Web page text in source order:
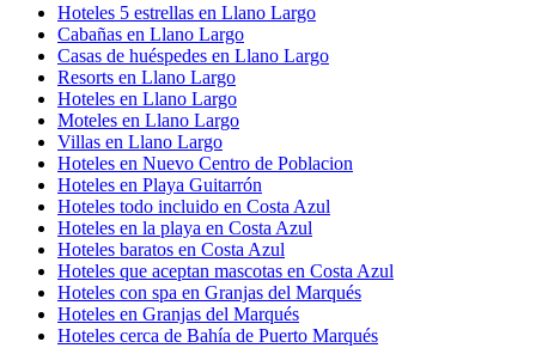
Hoteles 5 estrellas en Llano Largo
Cabañas en Llano Largo
Casas de huéspedes en Llano Largo
Resorts en Llano Largo
Hoteles en Llano Largo
Moteles en Llano Largo
Villas en Llano Largo
Hoteles en Nuevo Centro de Poblacion
Hoteles en Playa Guitarrón
Hoteles todo incluido en Costa Azul
Hoteles en la playa en Costa Azul
Hoteles baratos en Costa Azul
Hoteles que aceptan mascotas en Costa Azul
Hoteles con spa en Granjas del Marqués
Hoteles en Granjas del Marqués
Hoteles cerca de Bahía de Puerto Marqués